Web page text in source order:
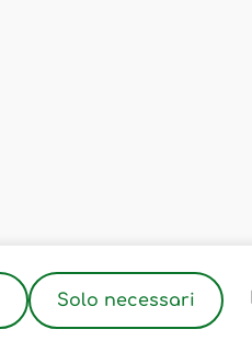
Solo necessari